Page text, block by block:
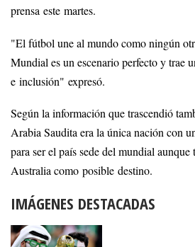
prensa este martes.
"El fútbol une al mundo como ningún
Mundial es un escenario perfecto y trae
e inclusión" expresó.
Según la información que trascendió
Arabia Saudita era la única nación con
para ser el país sede del mundial
Australia como posible destino.
IMÁGENES DESTACADAS